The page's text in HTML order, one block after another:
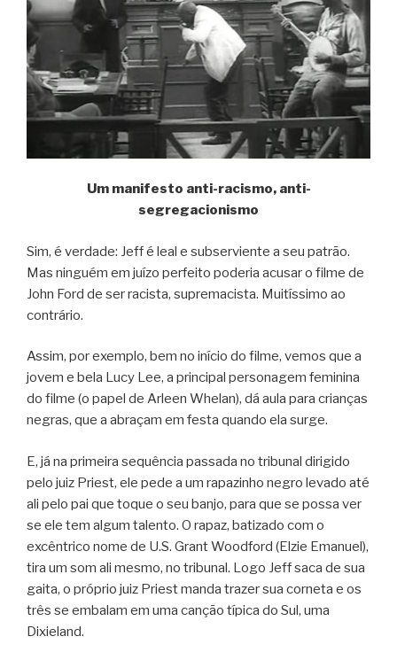
Um manifesto anti-racismo, anti-
segregacionismo
Sim, é verdade: Jeff é leal e subserviente a seu patrão.
Mas ninguém em juízo perfeito poderia acusar o filme de
John Ford de ser racista, supremacista. Muitíssimo ao
contrário.
Assim, por exemplo, bem no início do filme, vemos que a
jovem e bela Lucy Lee, a principal personagem feminina
do filme (o papel de Arleen Whelan), dá aula para crianças
negras, que a abraçam em festa quando ela surge.
E, já na primeira sequência passada no tribunal dirigido
pelo juiz Priest, ele pede a um rapazinho negro levado até
ali pelo pai que toque o seu banjo, para que se possa ver
se ele tem algum talento. O rapaz, batizado com o
excêntrico nome de U.S. Grant Woodford (Elzie Emanuel),
tira um som ali mesmo, no tribunal. Logo Jeff saca de sua
gaita, o próprio juiz Priest manda trazer sua corneta e os
três se embalam em uma canção típica do Sul, uma
Dixieland.